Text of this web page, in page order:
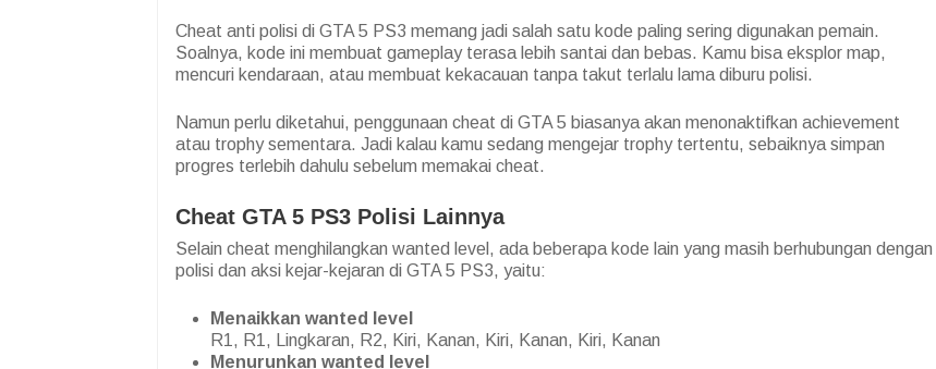
Cheat anti polisi di GTA 5 PS3 memang jadi salah satu kode paling sering digunakan pemain.
Soalnya, kode ini membuat gameplay terasa lebih santai dan bebas. Kamu bisa eksplor map,
mencuri kendaraan, atau membuat kekacauan tanpa takut terlalu lama diburu polisi.
Namun perlu diketahui, penggunaan cheat di GTA 5 biasanya akan menonaktifkan achievement
atau trophy sementara. Jadi kalau kamu sedang mengejar trophy tertentu, sebaiknya simpan
progres terlebih dahulu sebelum memakai cheat.
Cheat GTA 5 PS3 Polisi Lainnya
Selain cheat menghilangkan wanted level, ada beberapa kode lain yang masih berhubungan dengan
polisi dan aksi kejar-kejaran di GTA 5 PS3, yaitu:
Menaikkan wanted level
R1, R1, Lingkaran, R2, Kiri, Kanan, Kiri, Kanan, Kiri, Kanan
Menurunkan wanted level